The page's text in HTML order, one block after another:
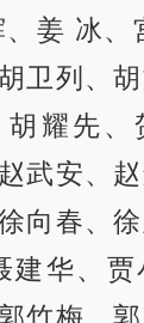
姜 冰、
卫列、
耀先、
武安、
向春、
建华、贾